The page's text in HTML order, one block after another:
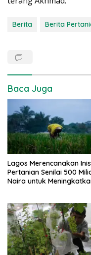
Berita Berita
Baca Juga
Lagos Merencanakan
Pertanian Senilai 500
Naira untuk